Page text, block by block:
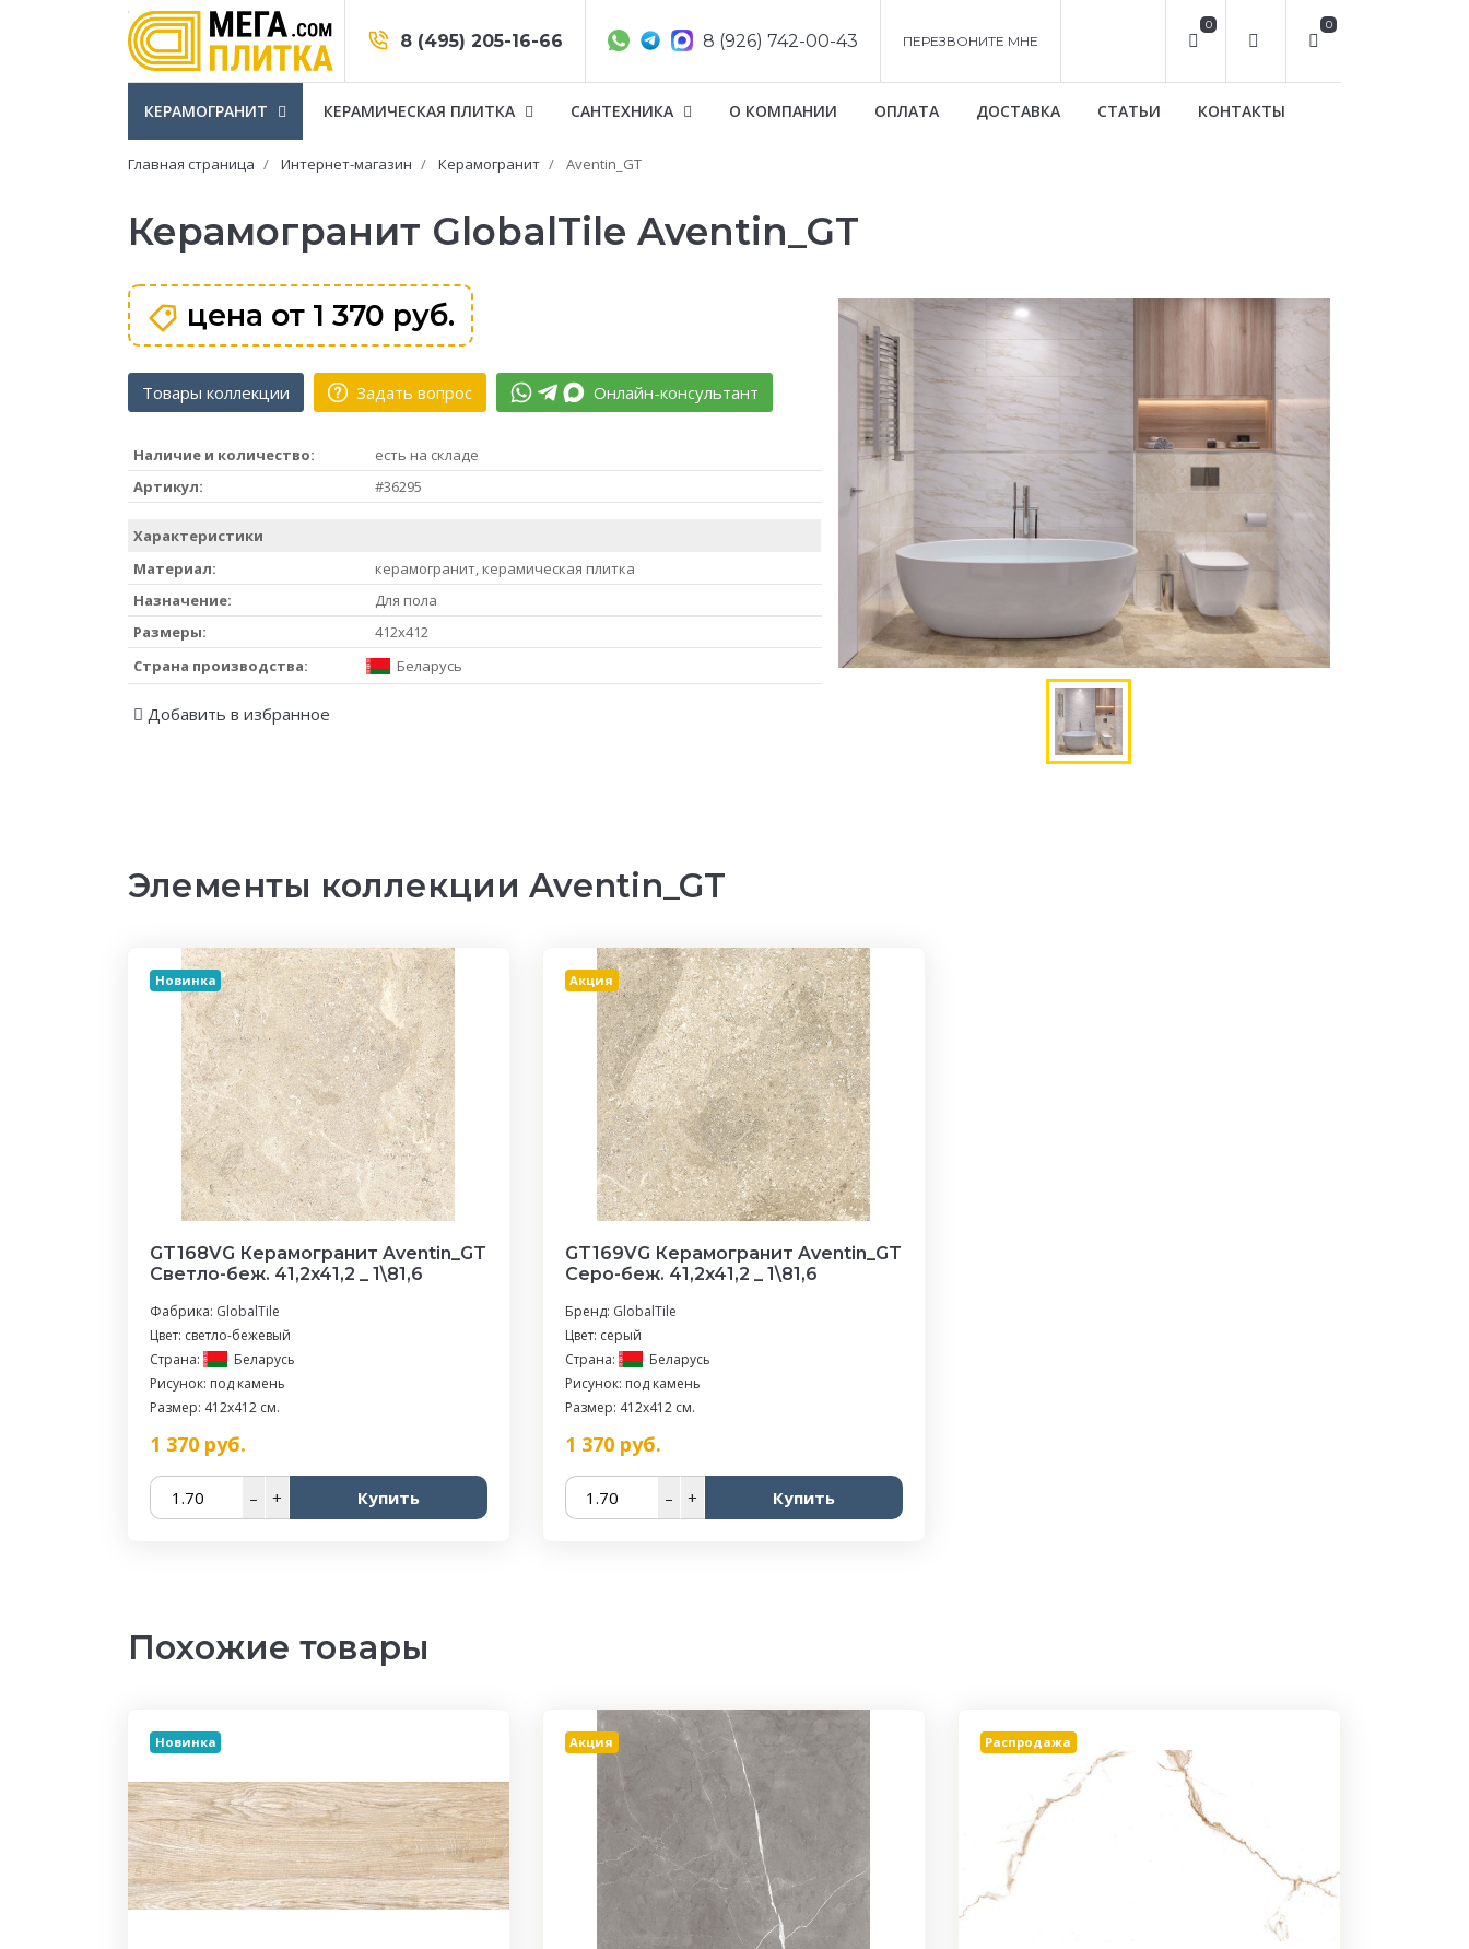
8 (495) 205-16-66 8 (926) 742-00-43 ПЕРЕЗВОНИТЕ МНЕ
0 0
КЕРАМОГРАНИТ КЕРАМИЧЕСКАЯ ПЛИТКА САНТЕХНИКА О КОМПАНИИ ОПЛАТА ДОСТАВКА СТАТЬИ КОНТАКТЫ
Главная страница Интернет-магазин Керамогранит Aventin_GT
Керамогранит GlobalTile Aventin_GT
цена от 1 370 руб.
Товары коллекции Задать вопрос Онлайн-консультант
Наличие и количество:
есть на складе
Артикул:
#36295
Характеристики
Материал:
керамогранит, керамическая плитка
Назначение:
Для пола
Размеры:
412x412
Страна производства:
Беларусь
Добавить в избранное
Элементы коллекции Aventin_GT
Новинка
GT168VG Керамогранит Aventin_GT
Светло-беж. 41,2x41,2 _ 1\81,6
Фабрика: GlobalTile
Цвет: светло-бежевый
Страна:
Беларусь
Рисунок: под камень
Размер: 412x412 см.
1 370 руб.
– + Купить
Акция
GT169VG Керамогранит Aventin_GT
Серо-беж. 41,2x41,2 _ 1\81,6
Бренд: GlobalTile
Цвет: серый
Страна:
Беларусь
Рисунок: под камень
Размер: 412x412 см.
1 370руб.
– + Купить
Похожие товары
Новинка Акция Распродажа